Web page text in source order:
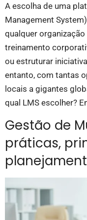
A escolha de uma
Management
qualquer
treinamento
ou estruturar
entanto, com tantas
locais a gigantes
qual LMS escolher?
Gestão de
práticas,